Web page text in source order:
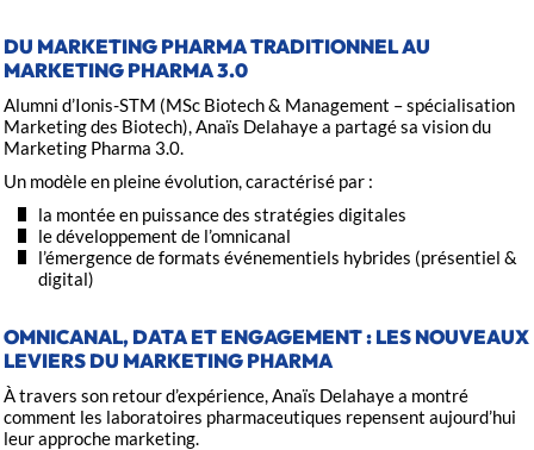
DU MARKETING PHARMA TRADITIONNEL AU
MARKETING PHARMA 3.0
Alumni d’Ionis-STM (MSc Biotech & Management – spécialisation
Marketing des Biotech), Anaïs Delahaye a partagé sa vision du
Marketing Pharma 3.0.
Un modèle en pleine évolution, caractérisé par :
la montée en puissance des stratégies digitales
le développement de l’omnicanal
l’émergence de formats événementiels hybrides (présentiel &
digital)
OMNICANAL, DATA ET ENGAGEMENT : LES NOUVEAUX
LEVIERS DU MARKETING PHARMA
À travers son retour d’expérience, Anaïs Delahaye a montré
comment les laboratoires pharmaceutiques repensent aujourd’hui
leur approche marketing.